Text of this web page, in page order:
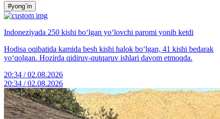
#yong`in
Indoneziyada 250 kishi bo‘lgan yo‘lovchi paromi yonib ketdi
Hodisa oqibatida kamida besh kishi halok bo‘lgan, 41 kishi bedarak
yo‘qolgan. Hozirda qidiruv-qutqaruv ishlari davom etmoqda.
20:34 / 02.08.2026
20:34 / 02.08.2026